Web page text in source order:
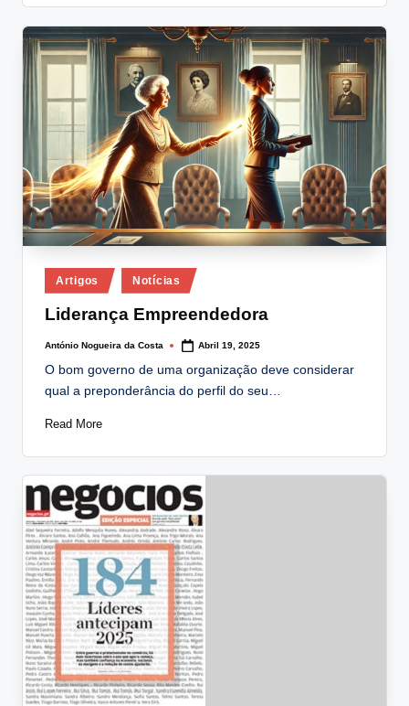
Posted
in
Artigos Notícias
Liderança Empreendedora
Posted
António Nogueira da Costa Abril 19, 2025
O bom governo de uma organização deve considerar
qual a preponderância do perfil do seu…
Read More